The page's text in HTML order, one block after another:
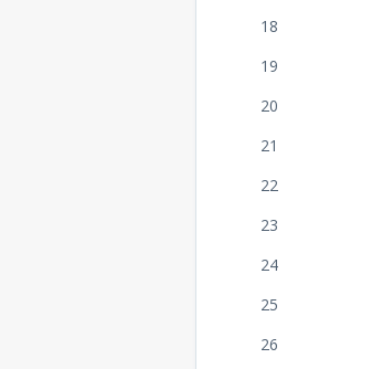
18
19
20
21
22
23
24
25
26